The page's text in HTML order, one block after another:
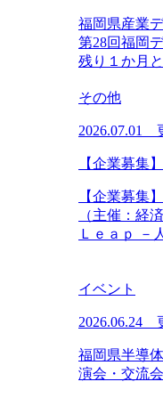
福岡県産業
第28回福岡
残り１か月
その他
2026.07.01
【企業募集
【企業募集
（主催：経
Ｌｅａｐ －
イベント
2026.06.24
福岡県半導
演会・交流